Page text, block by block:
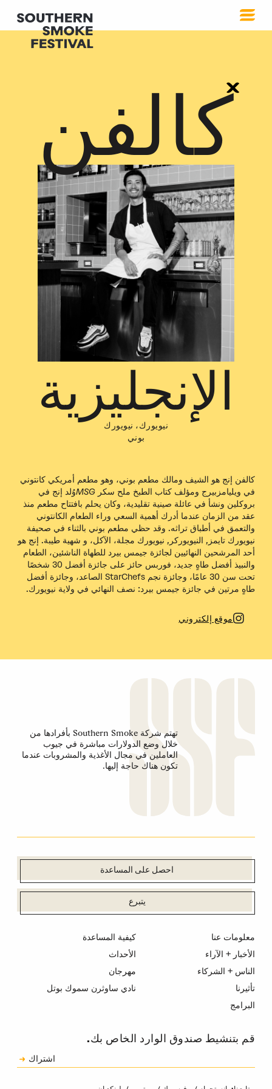
كالفن
الإنجليزية
نيويورك، نيويورك
بوني
كالفن إنج هو الشيف ومالك مطعم بوني، وهو مطعم أمريكي كانتوني
في ويليامزبيرج ومؤلف كتاب الطبخ ملح سكر MSG
وُلد إنج في
بروكلين ونشأ في عائلة صينية تقليدية، وكان يحلم بافتتاح مطعم منذ
عقد من الزمان عندما أدرك أهمية السعي وراء الطعام الكانتوني
والتعمق في أطباق تراثه. وقد حظي مطعم بوني بالثناء في صحيفة
نيويورك تايمز , النيويوركر , نيويورك مجلة، الآكل، و شهية طيبة. إنج هو
أحد المرشحين النهائيين لجائزة جيمس بيرد للطهاة الناشئين، الطعام
والنبيذ أفضل طاهٍ جديد، فوربس
حائز على جائزة أفضل 30 شخصًا
تحت سن 30 عامًا، وجائزة نجم StarChefs الصاعد، وجائزة أفضل
طاهٍ مرتين في جائزة جيمس بيرد: نصف النهائي في ولاية نيويورك.
موقع إلكتروني
تهتم شركة Southern Smoke بأفرادها من
خلال وضع الدولارات مباشرة في جيوب
العاملين في مجال الأغذية والمشروبات عندما
تكون هناك حاجة إليها.
احصل على المساعدة
يتبرع
معلومات عنا
الأخبار + الآراء
الناس + الشركاء
تأثيرنا
البرامج
كيفية المساعدة
الأحداث
مهرجان
نادي ساوثرن سموك بوتل
قم بتنشيط صندوق الوارد الخاص بك.
اشتراك